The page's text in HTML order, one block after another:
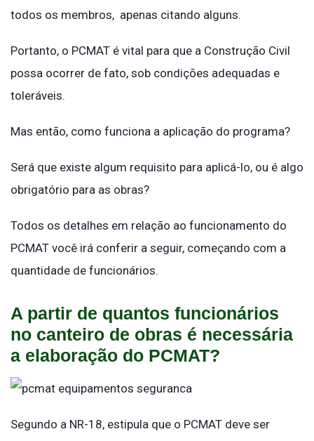
todos os membros, apenas citando alguns.
Portanto, o PCMAT é vital para que a Construção Civil
possa ocorrer de fato, sob condições adequadas e
toleráveis.
Mas então, como funciona a aplicação do programa?
Será que existe algum requisito para aplicá-lo, ou é algo
obrigatório para as obras?
Todos os detalhes em relação ao funcionamento do
PCMAT você irá conferir a seguir, começando com a
quantidade de funcionários.
A partir de quantos funcionários
no canteiro de obras é necessária
a elaboração do PCMAT?
Segundo a NR-18, estipula que o PCMAT deve ser